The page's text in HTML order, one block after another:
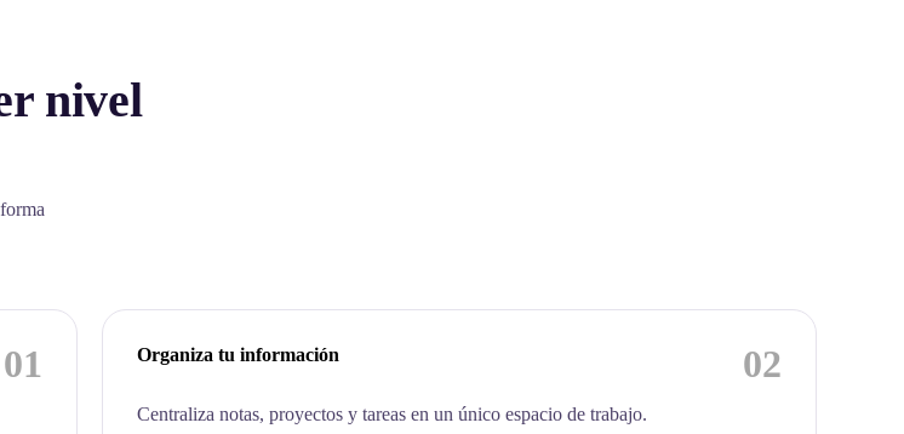
nivel
01 02
Organiza tu información
Centraliza notas, proyectos y tareas en un único espacio de trabajo.